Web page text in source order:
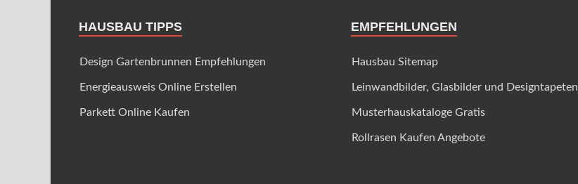
HAUSBAU TIPPS
Design Gartenbrunnen Empfehlungen
Energieausweis Online Erstellen
Parkett Online Kaufen
EMPFEHLUNGEN
Hausbau Sitemap
Leinwandbilder, Glasbilder und Designtapeten
Musterhauskataloge Gratis
Rollrasen Kaufen Angebote